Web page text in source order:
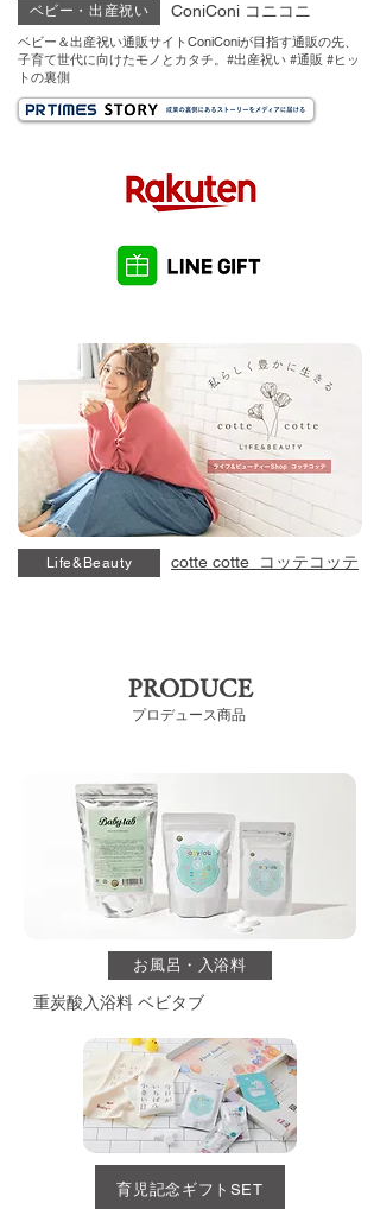
ベビー・出産祝い ConiConi コニコニ
ベビー＆出産祝い通販サイトConiConiが目指す通販の先、
子育て世代に向けたモノとカタチ。 #出産祝い #通販 #ヒッ
トの裏側
Life&Beauty cotte cotte コッテコッテ
PRODUCE
プロデュース商品
お風呂・入浴料
重炭酸入浴料 ベビタブ
育児記念ギフトSET